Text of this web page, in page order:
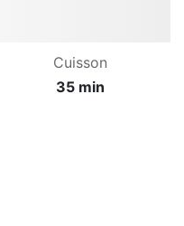
Cuisson
35 min